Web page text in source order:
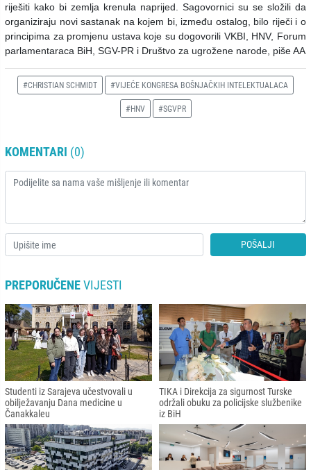
riješiti kako bi zemlja krenula naprijed. Sagovornici su se složili da
organiziraju novi sastanak na kojem bi, između ostalog, bilo riječi i o
principima za promjenu ustava koje su dogovorili VKBI, HNV, Forum
parlamentaraca BiH, SGV-PR i Društvo za ugrožene narode, piše AA
#CHRISTIAN SCHMIDT #VIJEĆE KONGRESA BOŠNJAČKIH INTELEKTUALACA
#HNV #SGVPR
KOMENTARI (0)
POŠALJI
PREPORUČENEVIJESTI
Studenti iz Sarajeva učestvovali u
obilježavanju Dana medicine u
Čanakkaleu
TIKA i Direkcija za sigurnost Turske
održali obuku za policijske službenike
iz BiH